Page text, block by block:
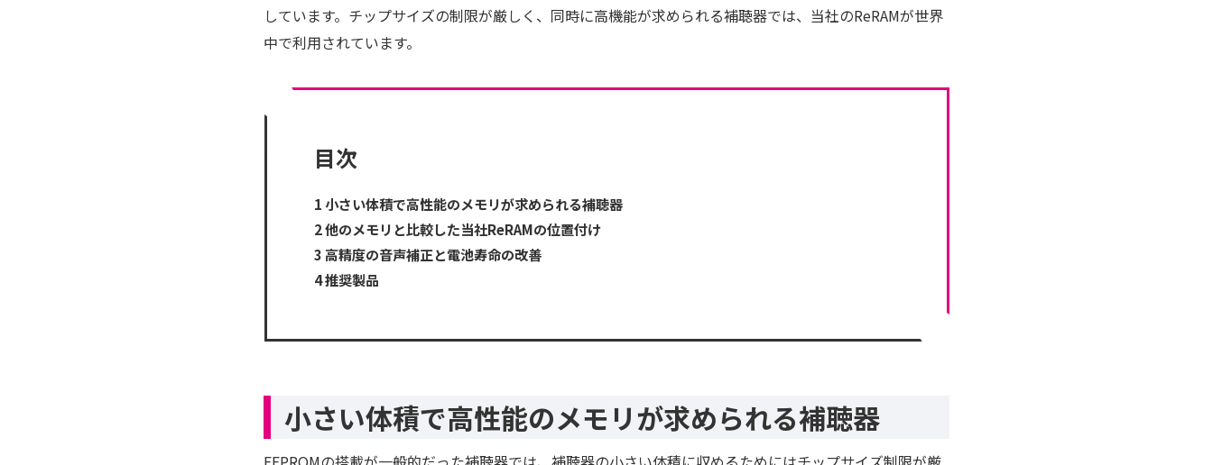
しています。チップサイズの制限が厳しく、同時に高機能が求められる補聴器では、当社のReRAMが世界
中で利用されています。
目次
1 小さい体積で高性能のメモリが求められる補聴器
2他のメモリと比較した当社ReRAMの位置付け
3 高精度の音声補正と電池寿命の改善
4推奨製品
小さい体積で高性能のメモリが求められる補聴器